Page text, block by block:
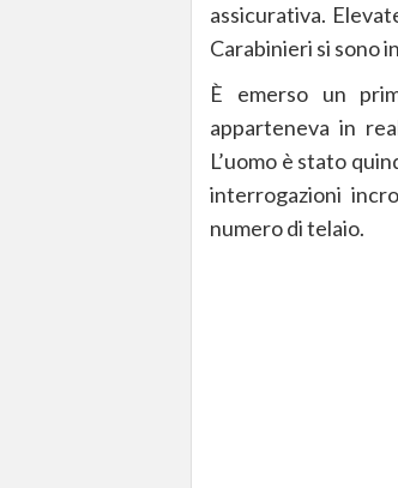
assicurativa.
Carabinieri si sono
È emerso un
apparteneva in
L’uomo è stato
interrogazioni
numero di telaio.